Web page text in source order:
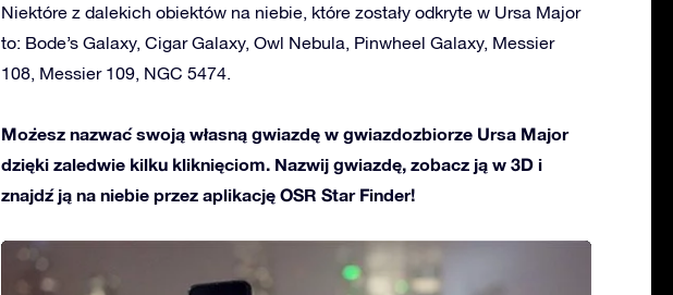
Niektóre z dalekich obiektów na niebie, które zostały odkryte w Ursa Major
to: Bode’s Galaxy, Cigar Galaxy, Owl Nebula, Pinwheel Galaxy, Messier
108, Messier 109, NGC 5474.
Możesz nazwać swoją własną gwiazdę w gwiazdozbiorze Ursa Major
dzięki zaledwie kilku kliknięciom. Nazwij gwiazdę, zobacz ją w 3D i
znajdź ją na niebie przez aplikację OSR Star Finder!